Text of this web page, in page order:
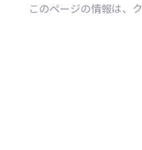
このページの情報は、